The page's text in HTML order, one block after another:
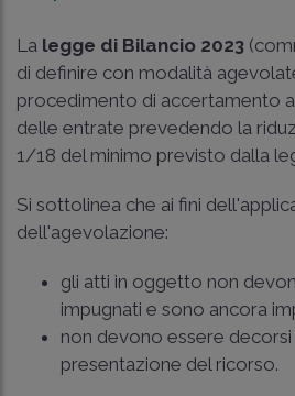
La legge di Bilancio 2023
di definire con modalità
procedimento di accertamento
delle entrate prevedendo la
1/18 del minimo previsto dalla
Si sottolinea che ai fini
dell'agevolazione:
gli atti in oggetto non
impugnati e sono ancora
non devono essere decorsi
presentazione del ricorso.